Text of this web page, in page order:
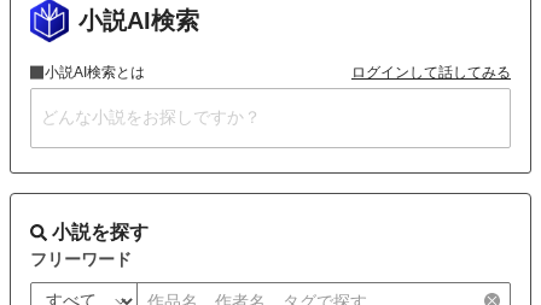
小説AI検索
小説AI検索とは ログインして話してみる
小説を探す
フリーワード